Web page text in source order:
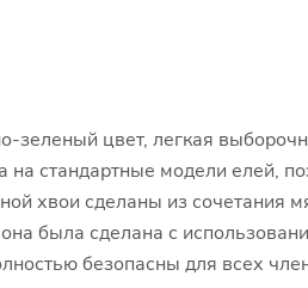
зеленый цвет, легкая
на стандартные модели елей,
хвои сделаны из сочетания
была сделана с
безопасны для всех